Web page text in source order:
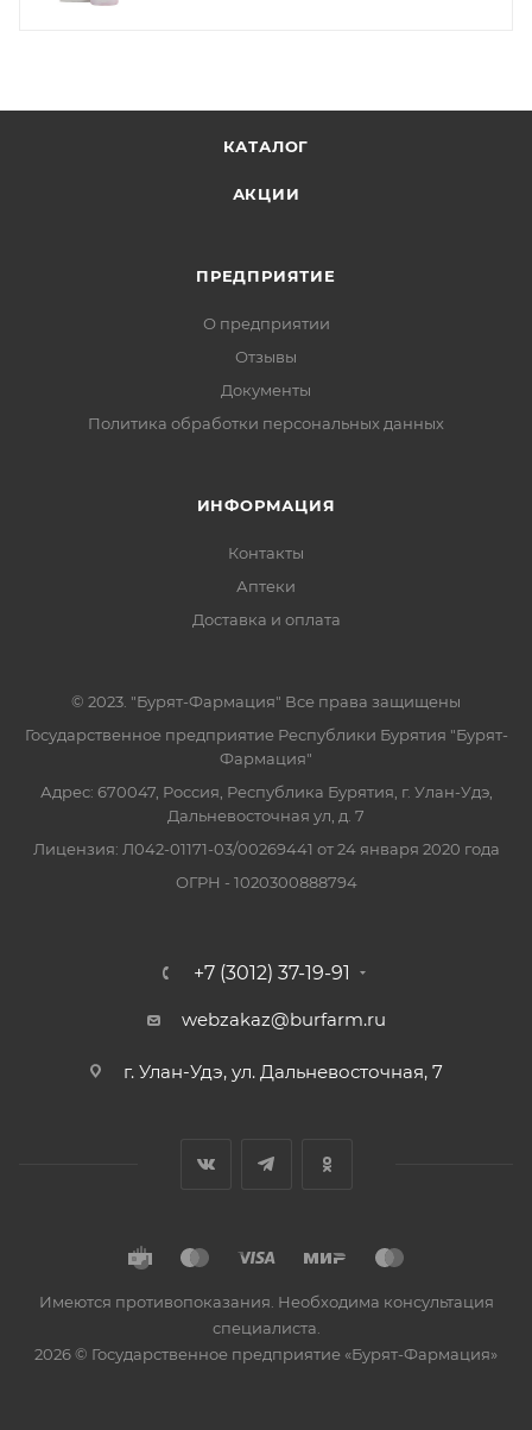
КАТАЛОГ
АКЦИИ
ПРЕДПРИЯТИЕ
О предприятии
Отзывы
Документы
Политика обработки персональных данных
ИНФОРМАЦИЯ
Контакты
Аптеки
Доставка и оплата
© 2023. "Бурят-Фармация" Все права защищены
Государственное предприятие Республики Бурятия "Бурят-
Фармация"
Адрес: 670047, Россия, Республика Бурятия, г. Улан-Удэ,
Дальневосточная ул, д. 7
Лицензия: Л042-01171-03/00269441 от 24 января 2020 года
ОГРН - 1020300888794
+7 (3012) 37-19-91
webzakaz@burfarm.ru
г. Улан-Удэ, ул. Дальневосточная, 7
Имеются противопоказания. Необходима консультация
специалиста.
2026 © Государственное предприятие «Бурят-Фармация»